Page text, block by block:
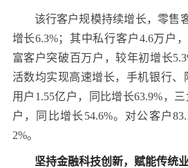
该行客户规模持续增长，零售
增长6.3%；其中私行客户4.6万户
富客户突破百万户，较年初增长
活数均实现高速增长，手机银行、
用户1.55亿户，同比增长63.9%，
户，同比增长54.6%。对公客户
2%。
坚持金融科技创新，赋能传统